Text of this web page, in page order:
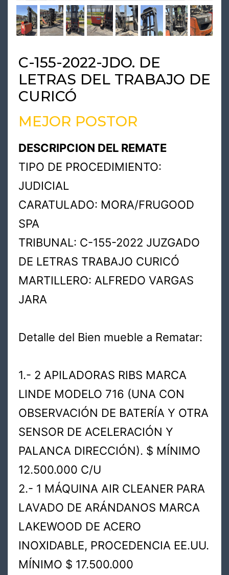
C-155-2022-JDO. DE
LETRAS DEL TRABAJO DE
CURICÓ
MEJOR POSTOR
DESCRIPCION DEL REMATE
TIPO DE PROCEDIMIENTO:
JUDICIAL
CARATULADO: MORA/FRUGOOD
SPA
TRIBUNAL: C-155-2022 JUZGADO
DE LETRAS TRABAJO CURICÓ
MARTILLERO: ALFREDO VARGAS
JARA
Detalle del Bien mueble a Rematar:
1.- 2 APILADORAS RIBS MARCA
LINDE MODELO 716 (UNA CON
OBSERVACIÓN DE BATERÍA Y OTRA
SENSOR DE ACELERACIÓN Y
PALANCA DIRECCIÓN). $ MÍNIMO
12.500.000 C/U
2.- 1 MÁQUINA AIR CLEANER PARA
LAVADO DE ARÁNDANOS MARCA
LAKEWOOD DE ACERO
INOXIDABLE, PROCEDENCIA EE.UU.
MÍNIMO $ 17.500.000